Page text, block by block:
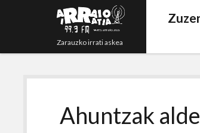
Zarauzko irrati askea
Ahuntzak